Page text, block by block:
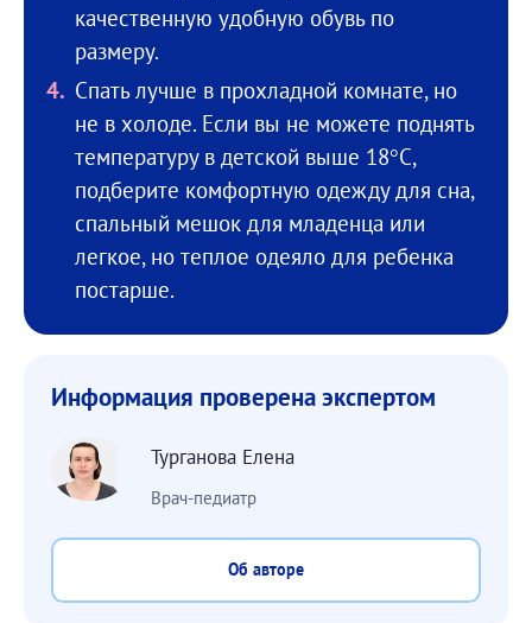
качественную удобную обувь по
размеру.
Спать лучше в прохладной комнате, но
не в холоде. Если вы не можете поднять
температуру в детской выше 18°C,
подберите комфортную одежду для сна,
спальный мешок для младенца или
легкое, но теплое одеяло для ребенка
постарше.
Информация проверена экспертом
Турганова Елена
Врач-педиатр
Об авторе